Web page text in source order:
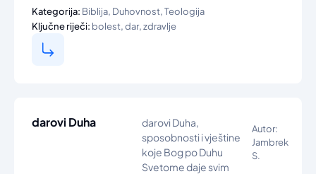
Kategorija: Biblija, Duhovnost,Teologija
Ključne riječi: bolest,dar,zdravlje
darovi Duha
darovi Duha,
sposobnosti i vještine
koje Bog po Duhu
Svetome daje svim
Autor:
Jambrek
S.